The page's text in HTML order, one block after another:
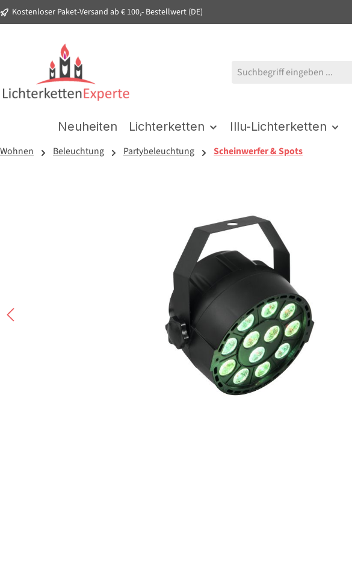
Zur Hauptnavigation springen
Kostenloser Paket-Versand ab € 100,- Bestellwert (DE)
Neuheiten Lichterketten Illu-Lichterketten
Wohnen Beleuchtung Partybeleuchtung Scheinwerfer & Spots